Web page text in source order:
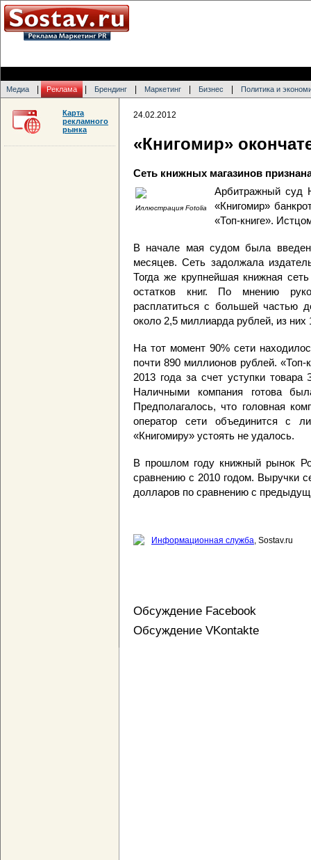
Медиа Реклама Брендинг Маркетинг Бизнес Политика и
24.02.2012
«Книгомир»
Сеть книжных магазинов
Иллюстрация Fotolia
Арбитражный суд
«Книгомир»
«Топ-книге».
В начале мая судом была
месяцев. Сеть задолжала
Тогда же крупнейшая книжная
остатков книг. По мнению
расплатиться с большей частью
около 2,5 миллиарда рублей, из них
На тот момент 90% сети
почти 890 миллионов рублей. «Топ-
2013 года за счет уступки
Наличными компания готова
Предполагалось, что головная
оператор сети объединится с
«Книгомиру» устоять не удалось.
В прошлом году книжный рынок
сравнению с 2010 годом. Выручки
долларов по сравнению с
Информационная служба, Sostav.ru
Обсуждение Facebook
Обсуждение VKontakte
Карта
рекламного
рынка